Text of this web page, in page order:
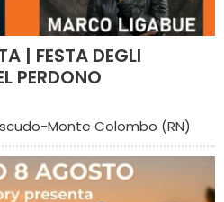
| FESTA DEGLI
PERDONO
Monte Colombo (RN)